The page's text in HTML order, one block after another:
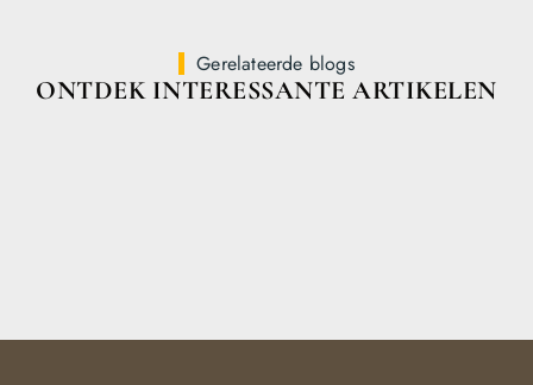
Gerelateerde blogs
ONTDEK INTERESSANTE ARTIKELEN